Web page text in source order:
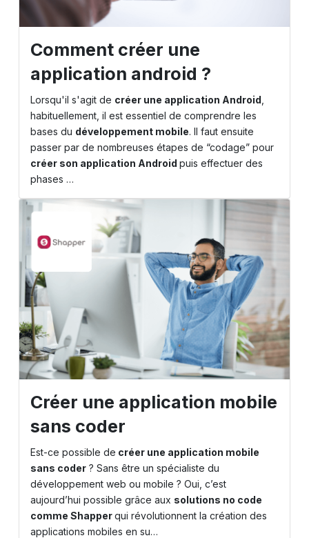
Comment créer une
application android ?
Lorsqu'il s'agit de créer une application Android
habituellement, il est essentiel de comprendre les
bases du développement mobile. Il faut ensuite
passer par de nombreuses étapes de “codage” pour
créer son application Android puis effectuer des
phases …
Créer une application mobile
sans coder
Est-ce possible de créer une application mobile
sans coder ? Sans être un spécialiste du
développement web ou mobile ? Oui, c’est
aujourd’hui possible grâce aux solutions no code
comme Shapperqui révolutionnent la création des
applications mobiles en su…